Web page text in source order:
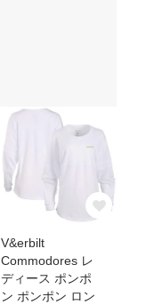
V&erbilt
Commodores レ
ディース ポンポ
ン ポンポン ロン